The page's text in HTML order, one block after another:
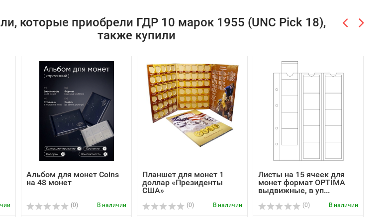
которые приобрели ГДР 10 марок 1955 (UNC Pick 18),
также купили
Альбом для монет Coins
на 48 монет
(0) В наличии
Планшет для монет 1
доллар «Президенты
США»
(0) В наличии
Листы на 15 ячеек для
монет формат OPTIMA
выдвижные, в уп...
(0) В наличии